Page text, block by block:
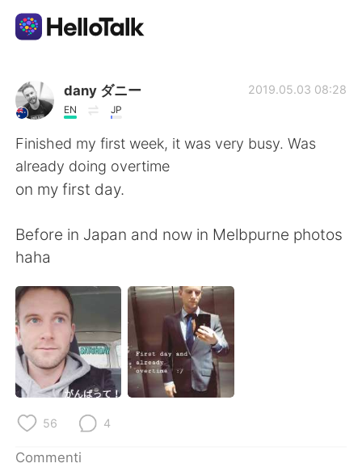
App di scambio linguistico
AI Grammar Checker
Italiano
English 简体中文
繁體中文 Español
العربية Français
Deutsch 日本語
dany ダニー
EN JP
2019.05.03 08:28
Finished my first week, it was very busy. Was
already doing overtime
on my first day.
Before in Japan and now in Melbpurne photos
haha
56 4
Commenti